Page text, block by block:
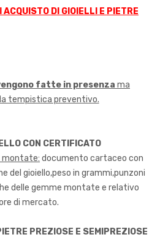
ACQUISTO DI GIOIELLI E PIETRE
fatte in presenza ma
tempistica preventivo.
CON CERTIFICATO
montate: documento cartaceo con
gioiello,peso in grammi,punzoni
delle gemme montate e relativo
di mercato.
PREZIOSE E SEMIPREZIOSE